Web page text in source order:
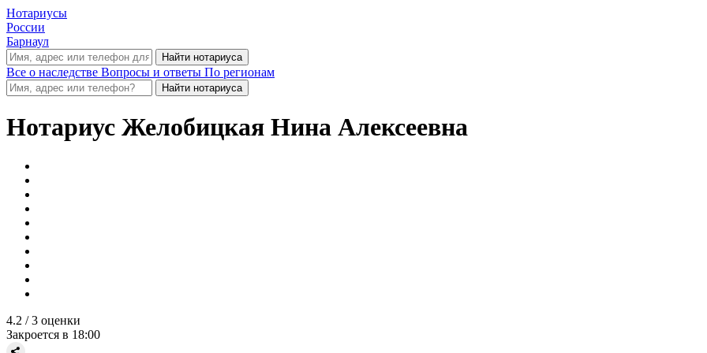
Нотариусы
России
Барнаул
Все о наследстве Вопросы и ответы По регионам
Нотариус Желобицкая Нина Алексеевна
4.2 / 3 оценки
Закроется в 18:00